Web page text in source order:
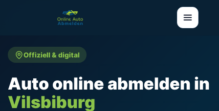
Offiziell & digital
Auto online abmelden in
Vilsbiburg